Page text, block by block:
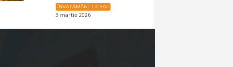
ÎNVĂȚĂMÂNT LICEAL
3 martie 2026